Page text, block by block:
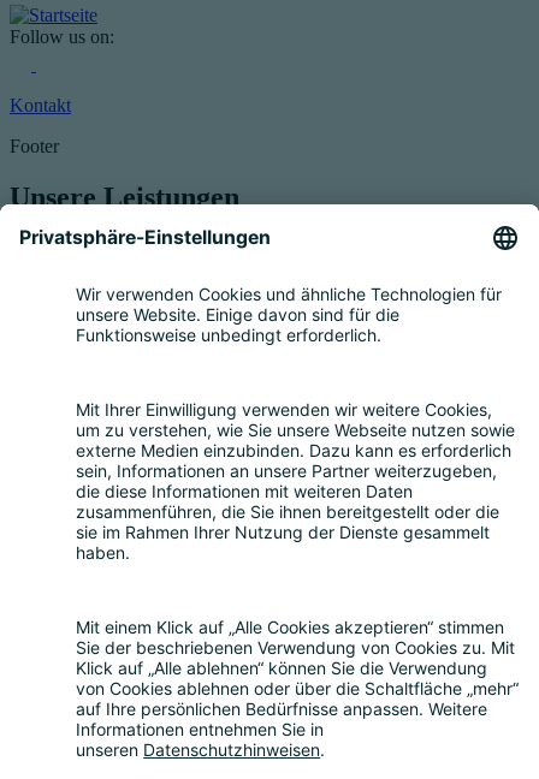
Follow us on:
Kontakt
Footer
Unsere Leistungen
Service für Elektrogeräte
Mengenmeldung
Entsorgung
Beratung
Handelsrücknahme
Service für Batterien
Service für Verpackungen
Fragen und Antworten
FAQ
Kostenrechner
Downloads
Mediathek
Aktuelles und Termine
News